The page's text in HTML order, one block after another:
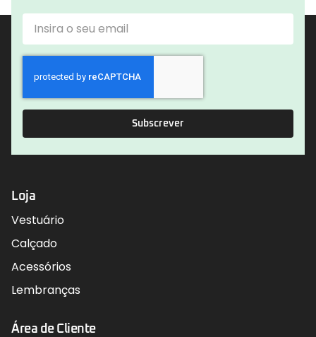
Subscrever
Loja
Vestuário
Calçado
Acessórios
Lembranças
Área de Cliente